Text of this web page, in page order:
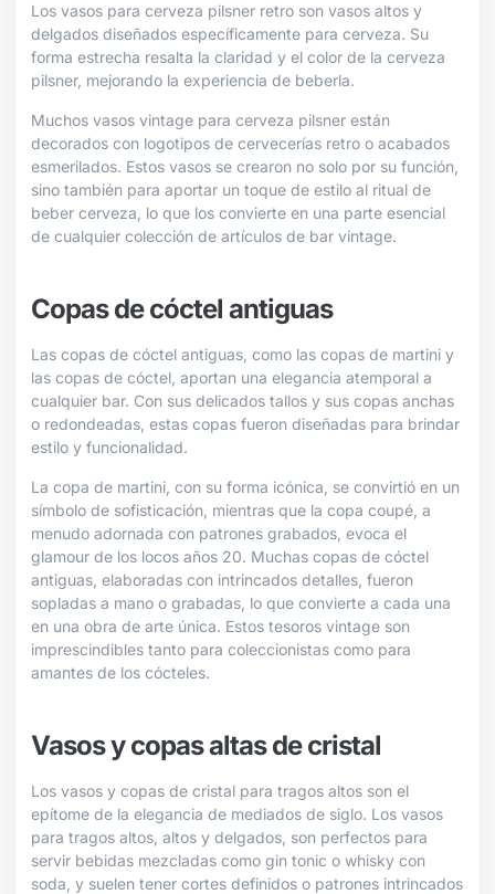
Los vasos para cerveza pilsner retro son vasos altos y
delgados diseñados específicamente para cerveza. Su
forma estrecha resalta la claridad y el color de la cerveza
pilsner, mejorando la experiencia de beberla.
Muchos vasos vintage para cerveza pilsner están
decorados con logotipos de cervecerías retro o acabados
esmerilados. Estos vasos se crearon no solo por su función,
sino también para aportar un toque de estilo al ritual de
beber cerveza, lo que los convierte en una parte esencial
de cualquier colección de artículos de bar vintage.
Copas de cóctel antiguas
Las copas de cóctel antiguas, como las copas de martini y
las copas de cóctel, aportan una elegancia atemporal a
cualquier bar. Con sus delicados tallos y sus copas anchas
o redondeadas, estas copas fueron diseñadas para brindar
estilo y funcionalidad.
La copa de martini, con su forma icónica, se convirtió en un
símbolo de sofisticación, mientras que la copa coupé, a
menudo adornada con patrones grabados, evoca el
glamour de los locos años 20. Muchas copas de cóctel
antiguas, elaboradas con intrincados detalles, fueron
sopladas a mano o grabadas, lo que convierte a cada una
en una obra de arte única. Estos tesoros vintage son
imprescindibles tanto para coleccionistas como para
amantes de los cócteles.
Vasos y copas altas de cristal
Los vasos y copas de cristal para tragos altos son el
epítome de la elegancia de mediados de siglo. Los vasos
para tragos altos, altos y delgados, son perfectos para
servir bebidas mezcladas como gin tonic o whisky con
soda, y suelen tener cortes definidos o patrones intrincados